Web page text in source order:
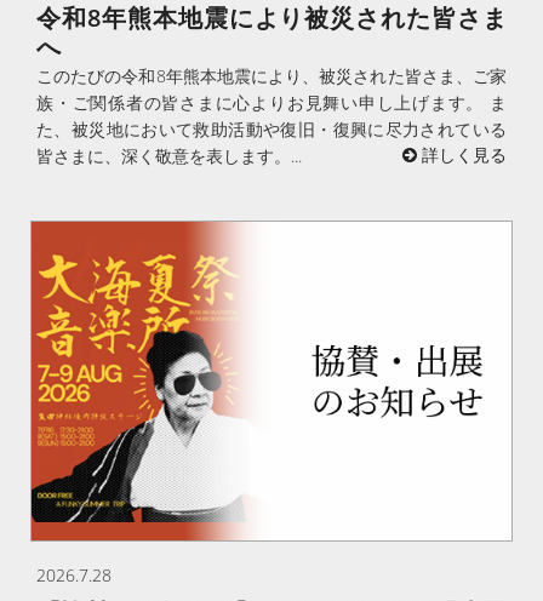
令和8年熊本地震により被災された皆さま
へ
このたびの令和8年熊本地震により、被災された皆さま、ご家
族・ご関係者の皆さまに心よりお見舞い申し上げます。 ま
た、被災地において救助活動や復旧・復興に尽力されている
皆さまに、深く敬意を表します。...
詳しく見る
2026.7.28